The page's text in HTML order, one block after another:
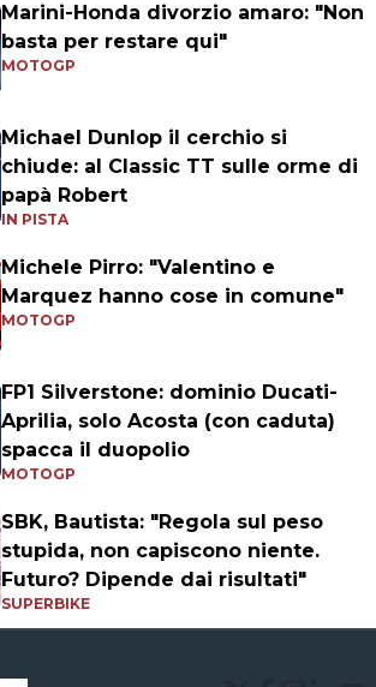
Marini-Honda divorzio amaro: "Non
basta per restare qui"
MOTOGP
Michael Dunlop il cerchio si
chiude: al Classic TT sulle orme di
papà Robert
IN PISTA
Michele Pirro: "Valentino e
Marquez hanno cose in comune"
MOTOGP
FP1 Silverstone: dominio Ducati-
Aprilia, solo Acosta (con caduta)
spacca il duopolio
MOTOGP
SBK, Bautista: "Regola sul peso
stupida, non capiscono niente.
Futuro? Dipende dai risultati"
SUPERBIKE